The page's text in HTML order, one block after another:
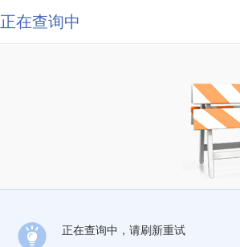
正在查询中
正在查询中，请刷新重试